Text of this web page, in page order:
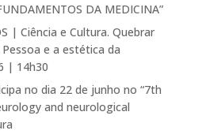
DA MEDICINA”
| Ciência e Cultura. Quebrar
e a estética da
| 14h30
no dia 22 de junho no “7th
and neurological